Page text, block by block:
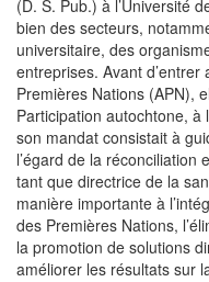
(D. S. Pub.) à l’Université
bien des secteurs,
universitaire, des
entreprises. Avant d’entrer
Premières Nations (APN),
Participation autochtone, à
son mandat consistait à
l’égard de la réconciliation
tant que directrice de la
manière importante à
des Premières Nations,
la promotion de solutions
améliorer les résultats sur